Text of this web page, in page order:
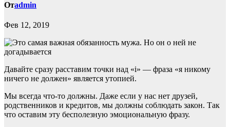
Отadmin
Фев 12, 2019
Давайте сразу расставим точки над «i» — фраза «я никому
ничего не должен» является утопией.
Мы всегда что-то должны. Даже если у нас нет друзей,
родственников и кредитов, мы должны соблюдать закон. Так
что оставим эту бесполезную эмоциональную фразу.